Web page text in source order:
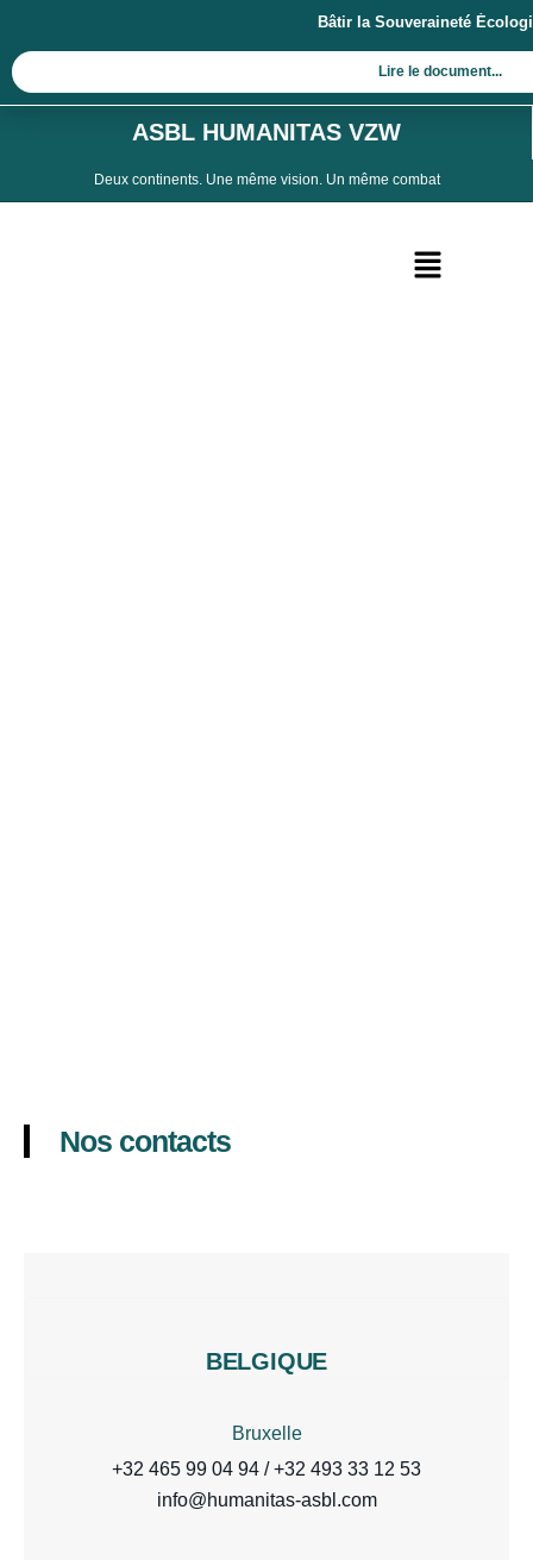
contenu
ASBL HUMANITAS VZW
Deux continents. Une même vision. Un même combat
Menu
Bâtir la Souveraineté
Lire le document...
Nos contacts
BELGIQUE
Bruxelle
+32 465 99 04 94 / +32 493 33 12 53
info@humanitas-asbl.com